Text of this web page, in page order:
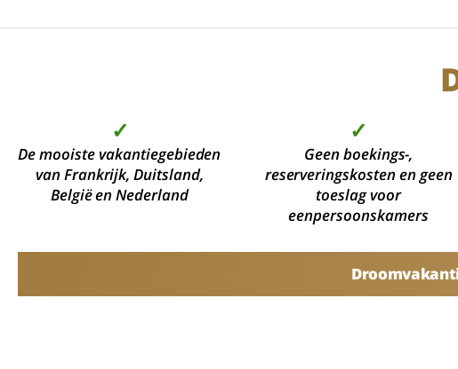
✓
De mooiste vakantiegebieden
van Frankrijk, Duitsland,
België en Nederland
✓
Geen boekings-,
reserveringskosten en geen
toeslag voor
eenpersoonskamers